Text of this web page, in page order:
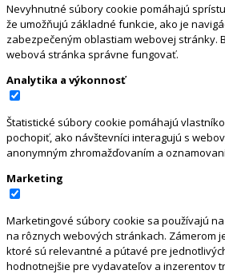
Nevyhnutné súbory cookie pomáhajú
že umožňujú základné funkcie, ako je
zabezpečeným oblastiam webovej stránky.
webová stránka správne fungovať.
Analytika a výkonnosť
Štatistické súbory cookie pomáhajú
pochopiť, ako návštevníci interagujú s
anonymným zhromažďovaním a
Marketing
Marketingové súbory cookie sa používajú
na rôznych webových stránkach. Zámerom
ktoré sú relevantné a pútavé pre
hodnotnejšie pre vydavateľov a inzerentov